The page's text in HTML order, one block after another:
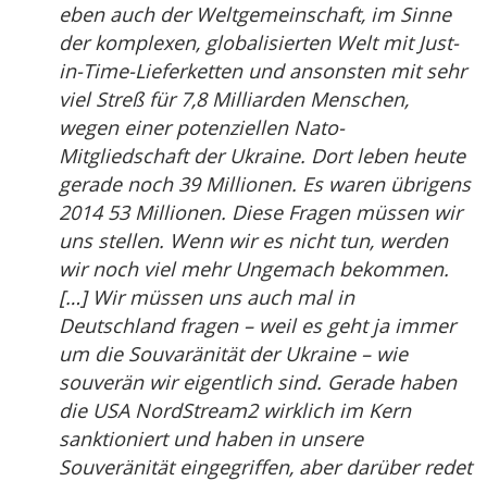
eben auch der Weltgemeinschaft, im Sinne
der komplexen, globalisierten Welt mit Just-
in-Time-Lieferketten und ansonsten mit sehr
viel Streß für 7,8 Milliarden Menschen,
wegen einer potenziellen Nato-
Mitgliedschaft der Ukraine. Dort leben heute
gerade noch 39 Millionen. Es waren übrigens
2014 53 Millionen. Diese Fragen müssen wir
uns stellen. Wenn wir es nicht tun, werden
wir noch viel mehr Ungemach bekommen.
[…] Wir müssen uns auch mal in
Deutschland fragen – weil es geht ja immer
um die Souvaränität der Ukraine – wie
souverän wir eigentlich sind. Gerade haben
die USA NordStream2 wirklich im Kern
sanktioniert und haben in unsere
Souveränität eingegriffen, aber darüber redet